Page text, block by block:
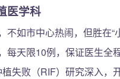
医学科
如市中心热闹，但胜在“
每天限10例，保证医生全
失败（RIF）研究深入，